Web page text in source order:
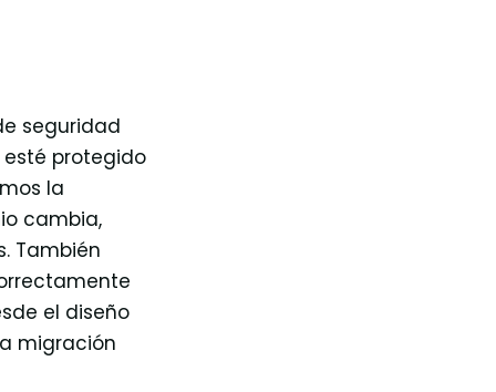
seguridad
protegido
la
cambia,
También
el diseño
migración